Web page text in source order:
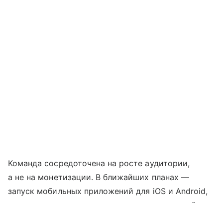
Команда сосредоточена на росте аудитории,
а не на монетизации. В ближайших планах —
запуск мобильных приложений для iOS и Android,